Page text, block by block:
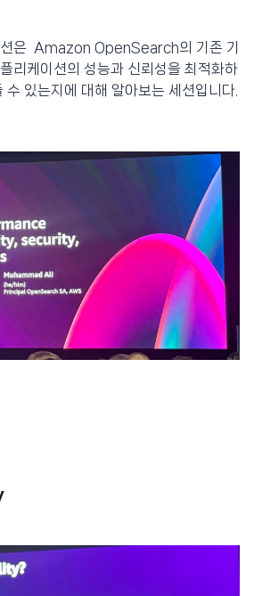
션은 Amazon OpenSearch의 기존 기
리케이션의 성능과 신뢰성을 최적화하
수 있는지에 대해 알아보는 세션입니다.